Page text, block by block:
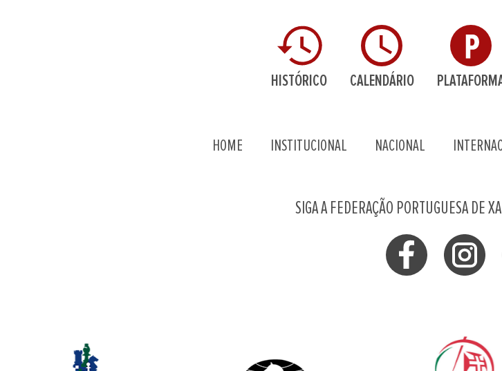
HISTÓRICO CALENDÁRIO
HOME INSTITUCIONAL NACIONAL
SIGA A FEDERAÇÃO PORTUGUESA DE